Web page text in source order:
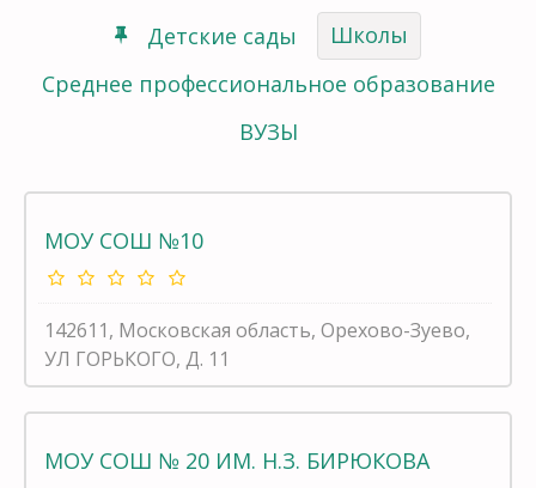
Детские сады
Школы
Среднее профессиональное образование
ВУЗЫ
МОУ СОШ №10
142611, Московская область, Орехово-Зуево,
УЛ ГОРЬКОГО, Д. 11
МОУ СОШ № 20 ИМ. Н.З. БИРЮКОВА